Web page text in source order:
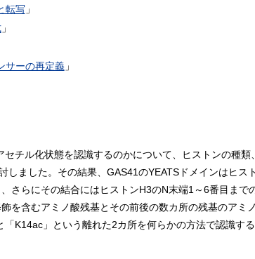
転写」
」
サーの再定義」
チル化状態を認識するのかについて、ヒストンの種類
ました。その結果、GAS41のYEATSドメインはヒス
さらにその結合にはヒストンH3のN末端1～6番目まで
を含むアミノ酸残基とその前後の数カ所の残基のアミ
K14ac」という離れた2カ所を何らかの方法で認識す